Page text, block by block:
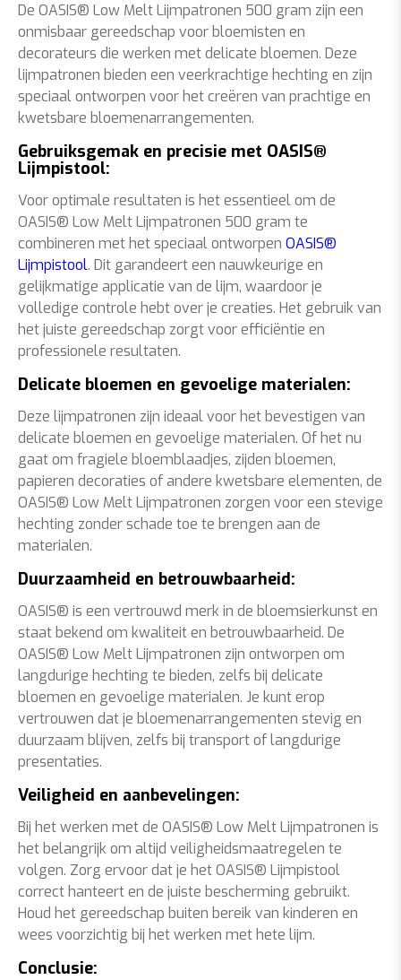
De OASIS® Low Melt Lijmpatronen 500 gram zijn een
onmisbaar gereedschap voor bloemisten en
decorateurs die werken met delicate bloemen. Deze
lijmpatronen bieden een veerkrachtige hechting en zijn
speciaal ontworpen voor het creëren van prachtige en
kwetsbare bloemenarrangementen.
Gebruiksgemak en precisie met OASIS®
Lijmpistool:
Voor optimale resultaten is het essentieel om de
OASIS® Low Melt Lijmpatronen 500 gram te
combineren met het speciaal ontworpen OASIS®
Lijmpistool. Dit garandeert een nauwkeurige en
gelijkmatige applicatie van de lijm, waardoor je
volledige controle hebt over je creaties. Het gebruik van
het juiste gereedschap zorgt voor efficiëntie en
professionele resultaten.
Delicate bloemen en gevoelige materialen:
Deze lijmpatronen zijn ideaal voor het bevestigen van
delicate bloemen en gevoelige materialen. Of het nu
gaat om fragiele bloemblaadjes, zijden bloemen,
papieren decoraties of andere kwetsbare elementen, de
OASIS® Low Melt Lijmpatronen zorgen voor een stevige
hechting zonder schade toe te brengen aan de
materialen.
Duurzaamheid en betrouwbaarheid:
OASIS® is een vertrouwd merk in de bloemsierkunst en
staat bekend om kwaliteit en betrouwbaarheid. De
OASIS® Low Melt Lijmpatronen zijn ontworpen om
langdurige hechting te bieden, zelfs bij delicate
bloemen en gevoelige materialen. Je kunt erop
vertrouwen dat je bloemenarrangementen stevig en
duurzaam blijven, zelfs bij transport of langdurige
presentaties.
Veiligheid en aanbevelingen:
Bij het werken met de OASIS® Low Melt Lijmpatronen is
het belangrijk om altijd veiligheidsmaatregelen te
volgen. Zorg ervoor dat je het OASIS® Lijmpistool
correct hanteert en de juiste bescherming gebruikt.
Houd het gereedschap buiten bereik van kinderen en
wees voorzichtig bij het werken met hete lijm.
Conclusie: